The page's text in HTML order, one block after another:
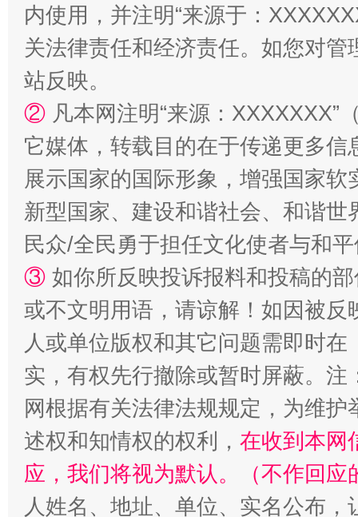
扯下公款旅游的“隐身衣” 如何以
“蜀中异人”王建安的艺术幻境
内使用，并注明“来源于：
关法律责任和经济责任。如您对
站反映。
② 凡本网注明“来源：
它媒体，转载目的在于传递更多
展示国家的国际形象，增强国家
新型国家、建设和谐社会、和谐
民众/全民勇于担任文化使者与和
③ 如你所反映投诉报料和投稿的
或不文明用语，请谅解！如因被
人或单位版权和其它问题需即时在
实，有权先行撤除或暂时屏蔽。
网根据有关法律法规规定，为维
述权和知情权的权利， 在收到本网
应，我们将视为默认。（不作回应
人姓名、地址、单位、实名公布